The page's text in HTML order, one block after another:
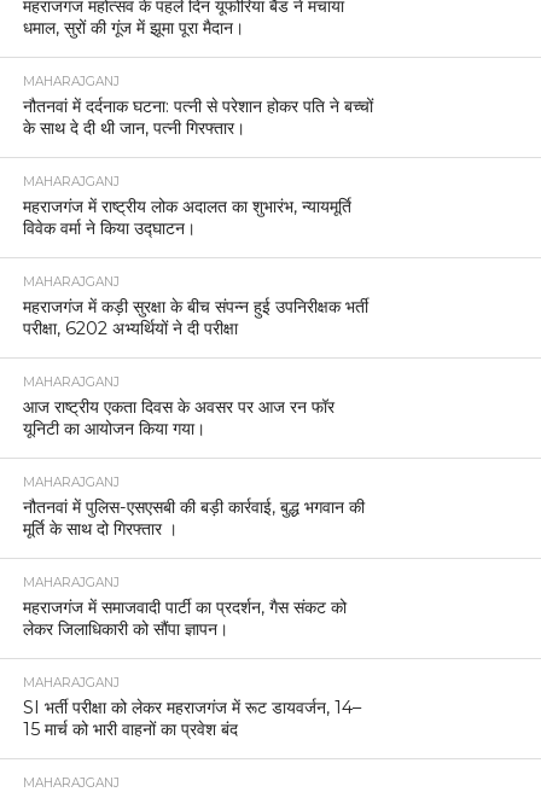
महराजगंज महोत्सव के पहले दिन यूफोरिया बैंड ने मचाया
धमाल, सुरों की गूंज में झूमा पूरा मैदान।
MAHARAJGANJ
नौतनवां में दर्दनाक घटना: पत्नी से परेशान होकर पति ने बच्चों
के साथ दे दी थी जान, पत्नी गिरफ्तार।
MAHARAJGANJ
महराजगंज में राष्ट्रीय लोक अदालत का शुभारंभ, न्यायमूर्ति
विवेक वर्मा ने किया उद्घाटन।
MAHARAJGANJ
महराजगंज में कड़ी सुरक्षा के बीच संपन्न हुई उपनिरीक्षक भर्ती
परीक्षा, 6202 अभ्यर्थियों ने दी परीक्षा
MAHARAJGANJ
आज राष्ट्रीय एकता दिवस के अवसर पर आज रन फॉर
यूनिटी का आयोजन किया गया।
MAHARAJGANJ
नौतनवां में पुलिस-एसएसबी की बड़ी कार्रवाई, बुद्ध भगवान की
मूर्ति के साथ दो गिरफ्तार ।
MAHARAJGANJ
महराजगंज में समाजवादी पार्टी का प्रदर्शन, गैस संकट को
लेकर जिलाधिकारी को सौंपा ज्ञापन।
MAHARAJGANJ
SI भर्ती परीक्षा को लेकर महराजगंज में रूट डायवर्जन, 14–
15 मार्च को भारी वाहनों का प्रवेश बंद
MAHARAJGANJ